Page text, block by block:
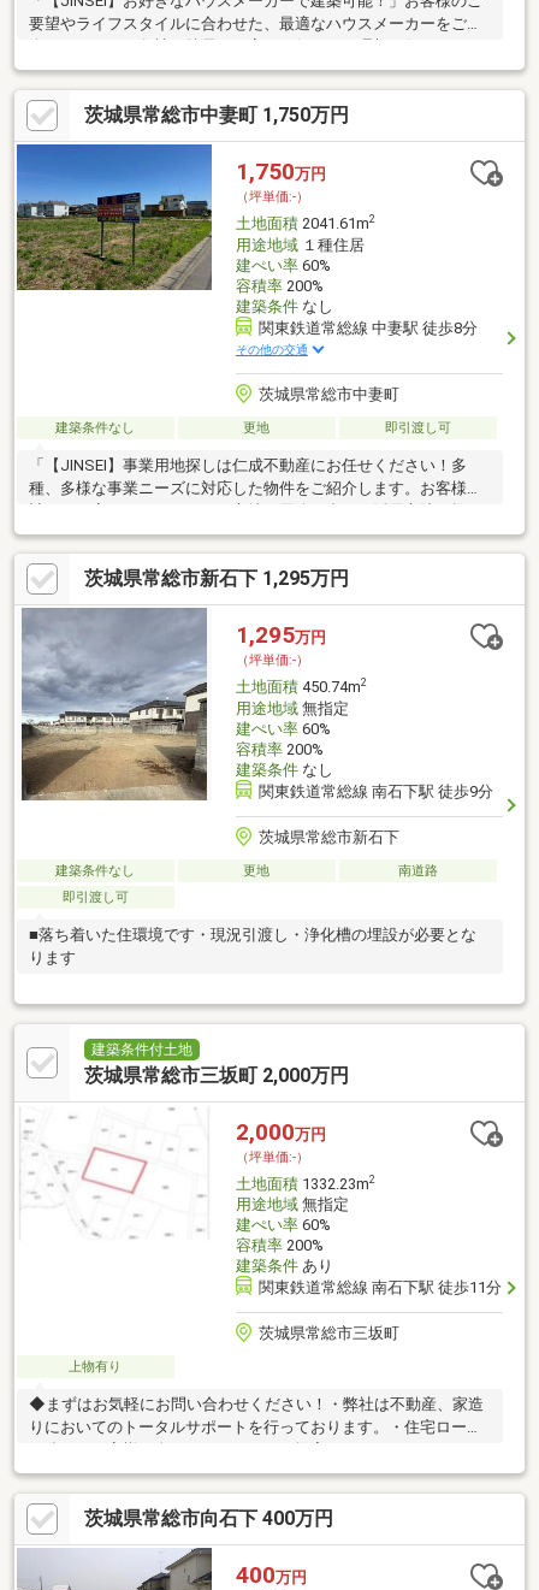
要望やライフスタイルに合わせた、最適なハウスメーカーをご紹
りを全力でサポートします。さらに、提携する信頼できる金融機
関をご案内し、住宅ローンや資金計画についても専門スタッフが
しっかりサポートいたします。初めての方でも安心してご相談い
ただけます。「ぜひお気軽にお問い合わせください。」住まいづ
くりの第一歩を一緒に始めましょう。お電話やメールでのお問い
合わせをお待ちしております。
茨城県常総市中妻町 1,750万円
1,750万円
（坪単価:-）
土地面積2041.61m2
用途地域１種住居
建ぺい率60%
容積率200%
建築条件なし
関東鉄道常総線 中妻駅 徒歩8分
その他の交通
茨城県常総市中妻町
建築条件なし 更地 即引渡し可
「【JINSEI】事業用地探しは仁成不動産にお任せください！多
種、多様な事業ニーズに対応した物件をご紹介します。お客様の
計画を丁寧にヒアリングし、立地や用途に合った活用方法を提
案。さらに、提携先の建築会社との連携により、建物の設計や施
工に関するご相談も承ります。資金計画やローンの手続きも安心
してお任せいただける体制を整えています。経験豊富なスタッフ
が理想の事業スタートを全力でサポート。ぜひお気軽にお問い合
わせください！お電話やメールでのお問い合わせをお待ちしてお
ります。
茨城県常総市新石下 1,295万円
1,295万円
（坪単価:-）
土地面積450.74m2
用途地域無指定
建ぺい率60%
容積率200%
建築条件なし
関東鉄道常総線 南石下駅 徒歩9分
茨城県常総市新石下
建築条件なし 更地
南道路
即引渡し可
■落ち着いた住環境です・現況引渡し・浄化槽の埋設が必要とな
ります
建築条件付土地
茨城県常総市三坂町 2,000万円
2,000万円
（坪単価:-）
土地面積1332.23m2
用途地域無指定
建ぺい率60%
容積率200%
建築条件あり
関東鉄道常総線 南石下駅 徒歩11分
茨城県常総市三坂町
上物有り
◆まずはお気軽にお問い合わせください！・弊社は不動産、家造
りにおいてのトータルサポートを行っております。・住宅ローン
す。・スタッフ一同、誠心誠意ご対応させていただきます！◆経
験知識が豊富なスタッフが在籍！迅速な対応を心掛けておりま
す。・お問合せを受けてから即日ご対応をさせていただきま
す。・その他物件情報も多数ございます！お気軽にお問い合わせ
茨城県常総市向石下 400万円
400万円